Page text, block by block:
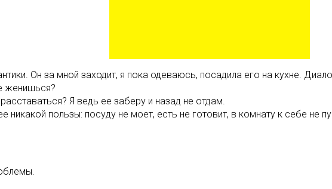
Он за мной заходит, я пока одеваюсь, посадила его на кухне.
женишься?
Я ведь ее заберу и назад не отдам.
никакой пользы: посуду не моет, есть не готовит, в комнату к себе не